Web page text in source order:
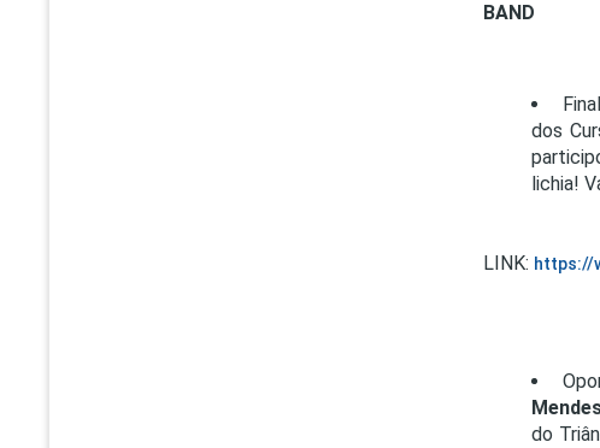
BAND
dos
lichia!
LINK: https://
do